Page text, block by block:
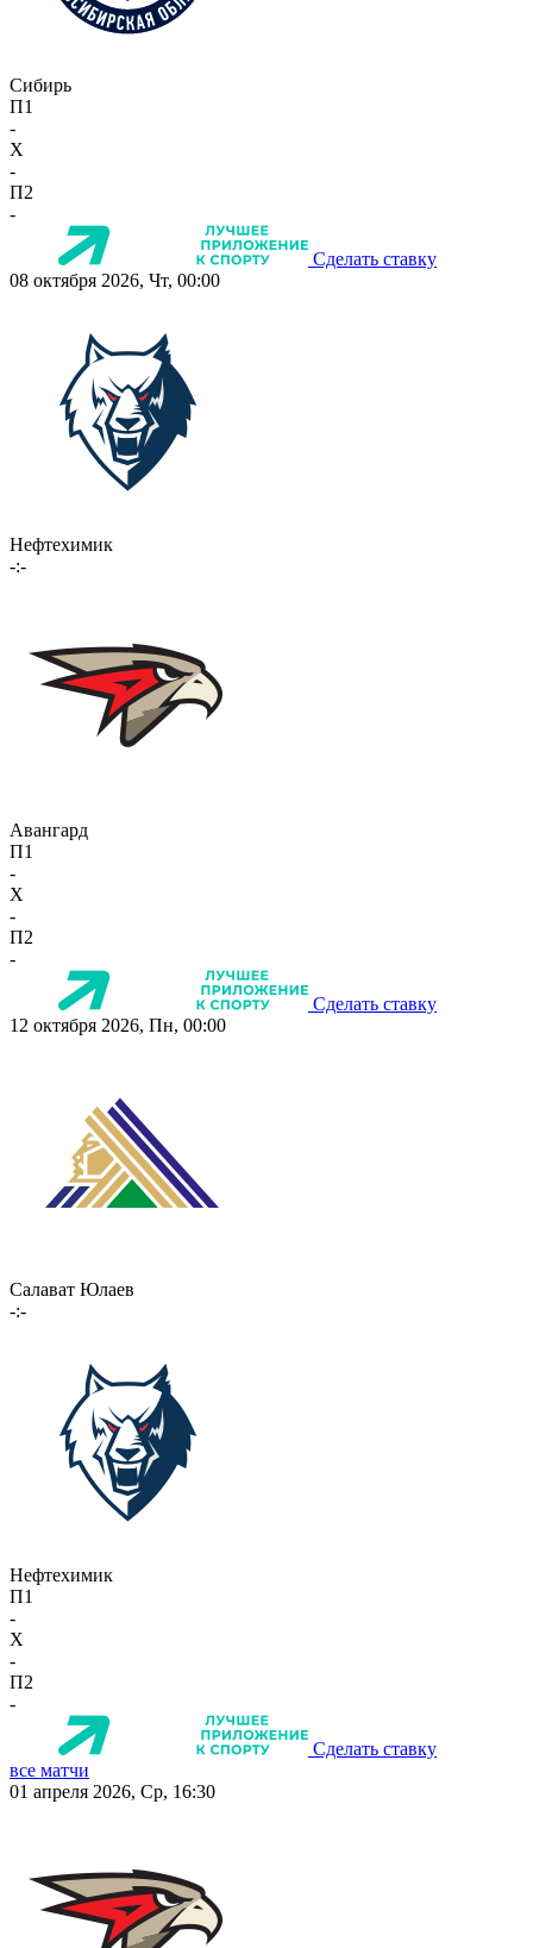
Сибирь
П1
-
X
-
П2
-
Сделать ставку
08 октября 2026, Чт, 00:00
Нефтехимик
-:-
Авангард
П1
-
X
-
П2
-
Сделать ставку
12 октября 2026, Пн, 00:00
Салават Юлаев
-:-
Нефтехимик
П1
-
X
-
П2
-
Сделать ставку
все матчи
01 апреля 2026, Ср, 16:30